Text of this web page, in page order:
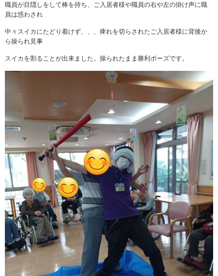
職員が目隠しをして棒を持ち、ご入居者様や職員の右や左の掛け声に職
員は惑わされ
中々スイカにたどり着けず、、、痺れを切らされたご入居者様に背後か
ら操られ見事
スイカを割ることが出来ました。操られたまま勝利ポーズです。